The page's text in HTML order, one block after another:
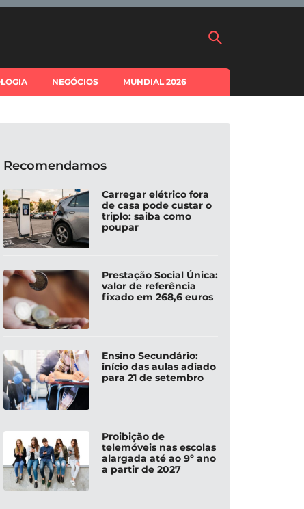
NEGÓCIOS MUNDIAL 2026
Recomendamos
Carregar elétrico fora
de casa pode custar o
triplo: saiba como
poupar
Prestação Social Única:
valor de referência
fixado em 268,6 euros
Ensino Secundário:
início das aulas adiado
para 21 de setembro
Proibição de
telemóveis nas escolas
alargada até ao 9º ano
a partir de 2027